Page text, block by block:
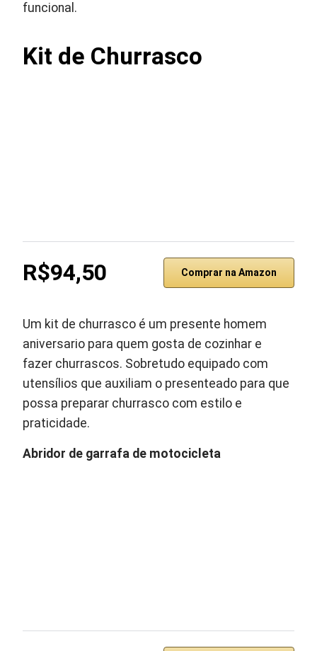
funcional.
Kit de Churrasco
R$94,50 Comprar na Amazon
Um kit de churrasco é um presente homem
aniversario para quem gosta de cozinhar e
fazer churrascos. Sobretudo equipado com
utensílios que auxiliam o presenteado para que
possa preparar churrasco com estilo e
praticidade.
Abridor de garrafa de motocicleta